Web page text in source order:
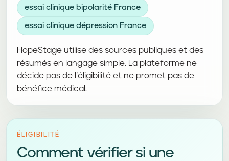
essai clinique bipolarité France
essai clinique dépression France
HopeStage utilise des sources publiques et des
résumés en langage simple. La plateforme ne
décide pas de l’éligibilité et ne promet pas de
bénéfice médical.
ÉLIGIBILITÉ
Comment vérifier si une